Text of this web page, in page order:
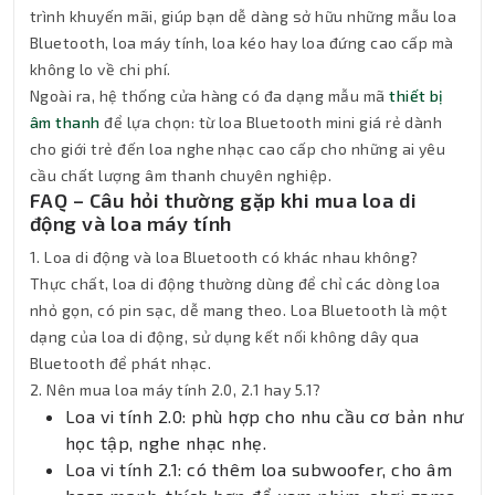
trình khuyến mãi, giúp bạn dễ dàng sở hữu những mẫu loa
Bluetooth, loa máy tính, loa kéo hay loa đứng cao cấp mà
không lo về chi phí.
Ngoài ra, hệ thống cửa hàng có đa dạng mẫu mãthiết bị
âm thanh để lựa chọn: từ loa Bluetooth mini giá rẻ dành
cho giới trẻ đến loa nghe nhạc cao cấp cho những ai yêu
cầu chất lượng âm thanh chuyên nghiệp.
FAQ – Câu hỏi thường gặp khi mua loa di
động và loa máy tính
1. Loa di động và loa Bluetooth có khác nhau không?
Thực chất, loa di động thường dùng để chỉ các dòng loa
nhỏ gọn, có pin sạc, dễ mang theo. Loa Bluetooth là một
dạng của loa di động, sử dụng kết nối không dây qua
Bluetooth để phát nhạc.
2. Nên mua loa máy tính 2.0, 2.1 hay 5.1?
Loa vi tính 2.0: phù hợp cho nhu cầu cơ bản như
học tập, nghe nhạc nhẹ.
Loa vi tính 2.1: có thêm loa subwoofer, cho âm
Thành Nhân TNC